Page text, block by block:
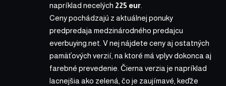
napríklad necelých 225 eur
Ceny pochádzajú z aktuálnej ponuky
predpredaja medzinárodného predajcu
everbuying.net . V nej nájdete ceny aj ostatných
pamäťových verzií, na ktoré má vplyv dokonca aj
farebné prevedenie. Čierna verzia je napríklad
lacnejšia ako zelená, čo je zaujímavé, keďže